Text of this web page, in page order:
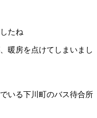
たね
暖房を点けてしまいまし
いる下川町のバス待合所